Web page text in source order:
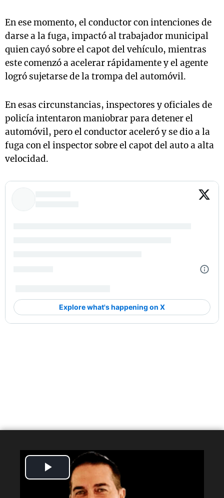
Play
Video
En ese momento, el conductor con intenciones de
darse a la fuga, impactó al trabajador municipal
quien cayó sobre el capot del vehículo, mientras
este comenzó a acelerar rápidamente y el agente
logró sujetarse de la trompa del automóvil.
En esas circunstancias, inspectores y oficiales de
policía intentaron maniobrar para detener el
automóvil, pero el conductor aceleró y se dio a la
fuga con el inspector sobre el capot del auto a alta
velocidad.